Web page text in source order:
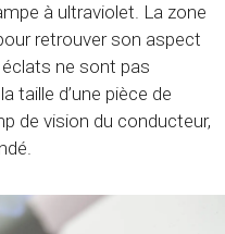
à ultraviolet. La zone
retrouver son aspect
éclats ne sont pas
taille d’une pièce de
de vision du conducteur,